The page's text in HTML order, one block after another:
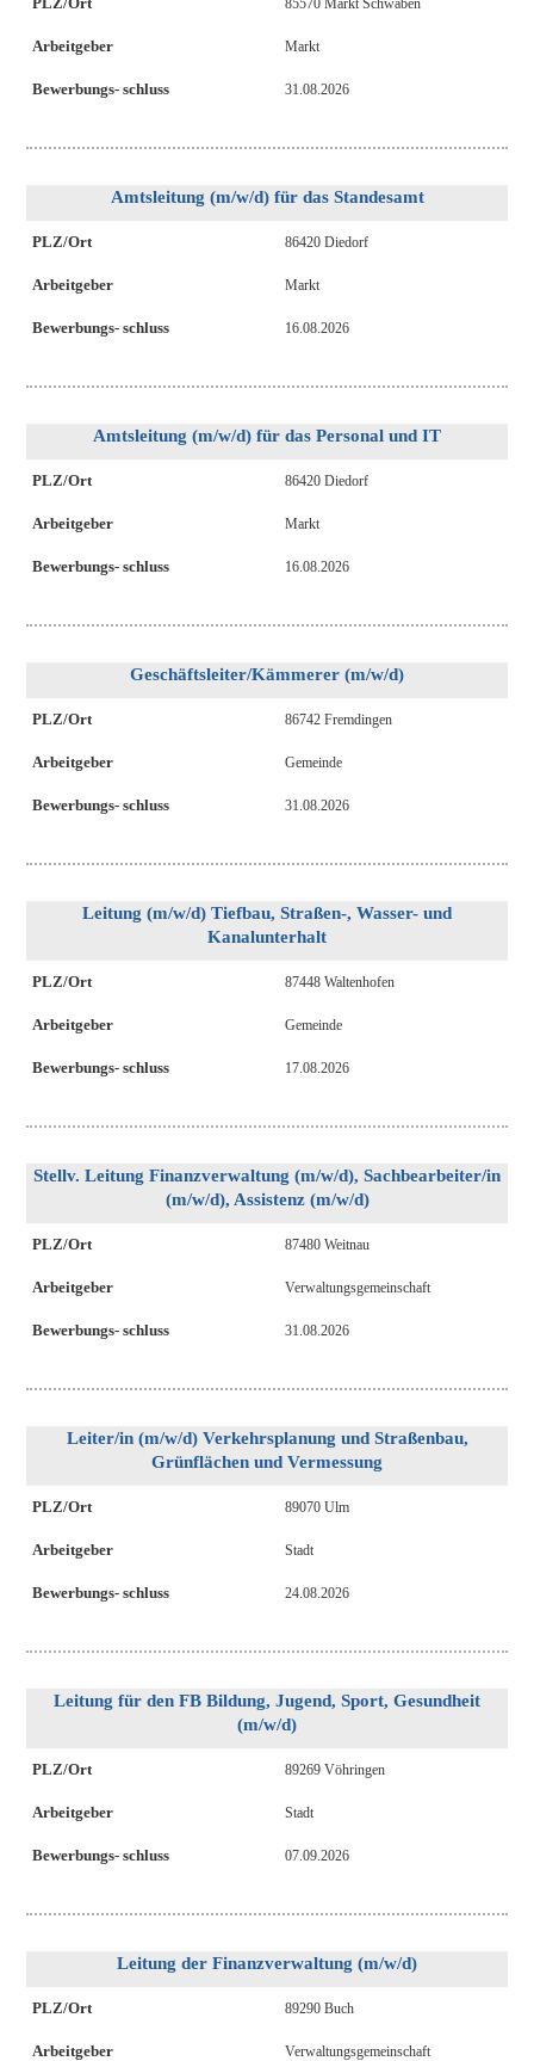
Arbeitgeber
Bewerbungs- schluss
85570 Markt Schwaben
Markt
31.08.2026
Amtsleitung (m/w/d) für das Standesamt
PLZ/Ort
Arbeitgeber
Bewerbungs- schluss
86420 Diedorf
Markt
16.08.2026
Amtsleitung (m/w/d) für das Personal und IT
PLZ/Ort
Arbeitgeber
Bewerbungs- schluss
86420 Diedorf
Markt
16.08.2026
Geschäftsleiter/Kämmerer (m/w/d)
PLZ/Ort
Arbeitgeber
Bewerbungs- schluss
86742 Fremdingen
Gemeinde
31.08.2026
Leitung (m/w/d) Tiefbau, Straßen-, Wasser- und
Kanalunterhalt
PLZ/Ort
Arbeitgeber
Bewerbungs- schluss
87448 Waltenhofen
Gemeinde
17.08.2026
Stellv. Leitung Finanzverwaltung (m/w/d), Sachbearbeiter/in
(m/w/d), Assistenz (m/w/d)
PLZ/Ort
Arbeitgeber
Bewerbungs- schluss
87480 Weitnau
Verwaltungsgemeinschaft
31.08.2026
Leiter/in (m/w/d) Verkehrsplanung und Straßenbau,
Grünflächen und Vermessung
PLZ/Ort
Arbeitgeber
Bewerbungs- schluss
89070 Ulm
Stadt
24.08.2026
Leitung für den FB Bildung, Jugend, Sport, Gesundheit
(m/w/d)
PLZ/Ort
Arbeitgeber
Bewerbungs- schluss
89269 Vöhringen
Stadt
07.09.2026
Leitung der Finanzverwaltung (m/w/d)
PLZ/Ort
Arbeitgeber
89290 Buch
Verwaltungsgemeinschaft